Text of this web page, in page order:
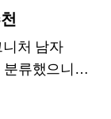
처 남자
류했으니